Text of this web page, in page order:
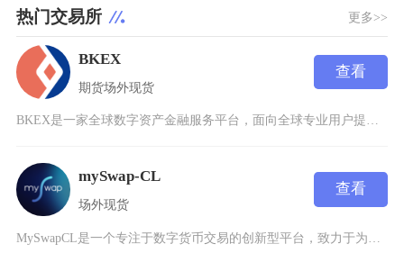
热门交易所 更多>>
BKEX
期货场外现货
查看
BKEX是一家全球数字资产金融服务平台，面向全球专业用户提供多种数字资产之间的交易及投资服
mySwap-CL
场外现货
查看